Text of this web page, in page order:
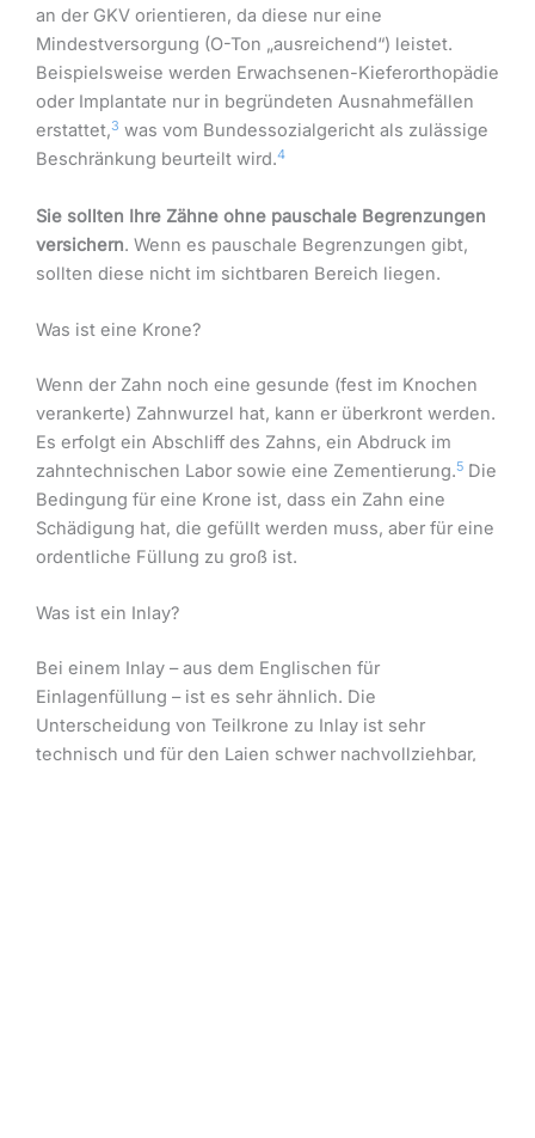
an der GKV orientieren, da diese nur eine
Mindestversorgung (O-Ton „ausreichend“) leistet.
Beispielsweise werden Erwachsenen-Kieferorthopädie
oder Implantate nur in begründeten Ausnahmefällen
erstattet,3 was vom Bundessozialgericht als zulässige
Beschränkung beurteilt wird.4
Sie sollten Ihre Zähne ohne pauschale Begrenzungen
versichern. Wenn es pauschale Begrenzungen gibt,
sollten diese nicht im sichtbaren Bereich liegen.
Was ist eine Krone?
Wenn der Zahn noch eine gesunde (fest im Knochen
verankerte) Zahnwurzel hat, kann er überkront werden.
Es erfolgt ein Abschliff des Zahns, ein Abdruck im
zahntechnischen Labor sowie eine Zementierung.5 Die
Bedingung für eine Krone ist, dass ein Zahn eine
Schädigung hat, die gefüllt werden muss, aber für eine
ordentliche Füllung zu groß ist.
Was ist ein Inlay?
Bei einem Inlay – aus dem Englischen für
Einlagenfüllung – ist es sehr ähnlich. Die
Unterscheidung von Teilkrone zu Inlay ist sehr
technisch und für den Laien schwer nachvollziehbar,